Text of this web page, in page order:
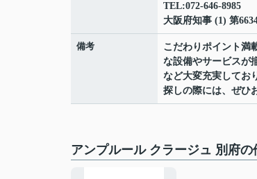
TEL:072-646-8985
大阪府知事 (1) 第
備考
こだわりポイント満
な設備やサービスが
など大変充実してお
探しの際には、ぜひ
アンプルール クラージュ 別府の